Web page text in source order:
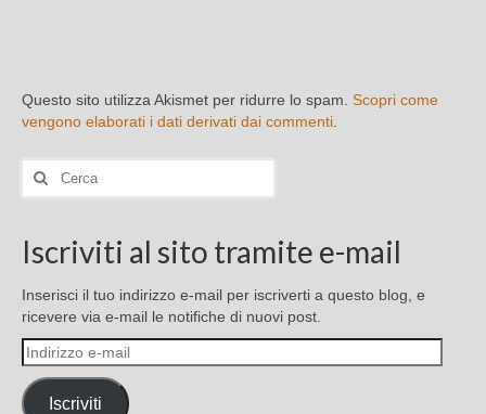
Questo sito utilizza Akismet per ridurre lo spam. Scopri come
vengono elaborati i dati derivati dai commenti
Cerca:
Iscriviti al sito tramite e-mail
Inserisci il tuo indirizzo e-mail per iscriverti a questo blog, e
ricevere via e-mail le notifiche di nuovi post.
Indirizzo
e-
mail
Iscriviti